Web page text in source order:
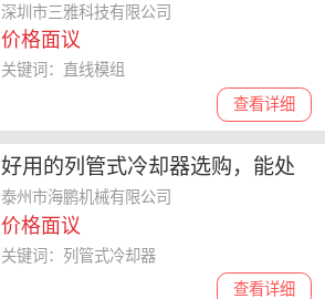
产品静态特性优、同步驱动安全
及散热性能好的品牌
深圳市三雅科技有限公司
价格面议
查看详细
关键词：直线模组
好用的列管式冷却器选购，能处
理润滑油、适配矿山设备厂家有
哪些
泰州市海鹏机械有限公司
价格面议
查看详细
关键词：列管式冷却器